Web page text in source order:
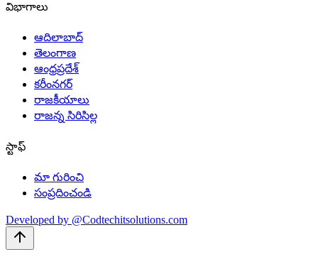
విభాగాలు
ఆదిలాబాద్
తెలంగాణ
ఆంధ్రప్రదేశ్
కరీంనగర్
రాజకీయాలు
రాజన్న సిరిసిల్ల
స్టాఫ్
మా గురించి
సంప్రదించండి
Developed by @Codtechitsolutions.com